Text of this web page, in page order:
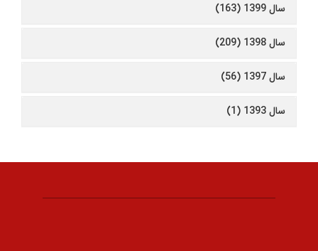
سال 1399 (163)
سال 1398 (209)
سال 1397 (56)
سال 1393 (1)